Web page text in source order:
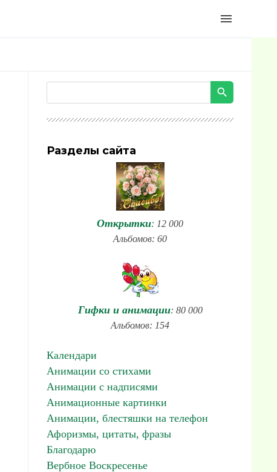
menu
Разделы сайта
Открытки: 12 000
Альбомов: 60
Гифки и анимации: 80 000
Альбомов: 154
Календари
Анимации со стихами
Анимации с надписями
Анимационные картинки
Анимации, блестяшки на телефон
Афоризмы, цитаты, фразы
Благодарю
Вербное Воскресенье